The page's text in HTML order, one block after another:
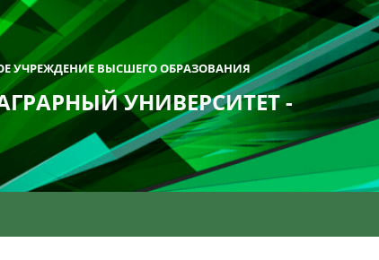
УЧРЕЖДЕНИЕ ВЫСШЕГО ОБРАЗОВАНИЯ
УНИВЕРСИТЕТ -